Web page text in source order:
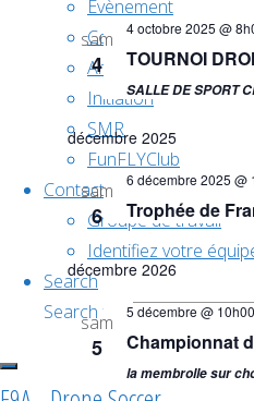
Evènement
Compétition
Animation
Initiation
SMR
FunFLYClub
Contact
Groupe de travail
Identifiez votre
Search
Search for:
date.
sam
4
4 octobre 2025 @
TOURNOI
SALLE DE SPORT
décembre 2025
sam
6
6 décembre 2025 @
Trophée de
décembre 2026
sam
5
5 décembre @ 10h00
Championnat
la membrolle sur